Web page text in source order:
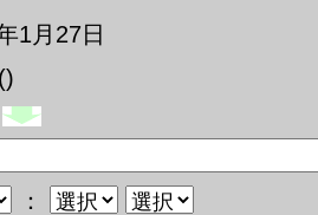
1月27日
：